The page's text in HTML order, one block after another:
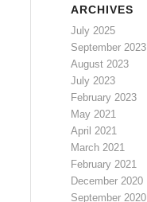
ARCHIVES
July 2025
September 2023
August 2023
July 2023
February 2023
May 2021
April 2021
March 2021
February 2021
December 2020
September 2020